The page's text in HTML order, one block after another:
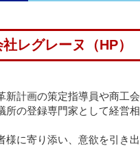
レグレーヌ（HP）
新計画の策定指導員や商工
所の登録専門家として経営
様に寄り添い、意欲を引き